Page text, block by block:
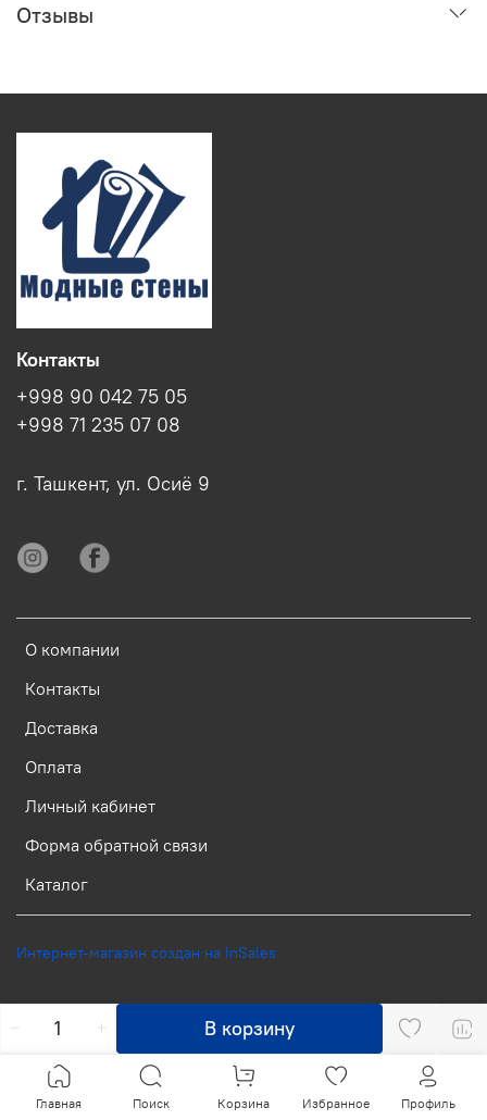
В корзину
Отзывы
О компании
Контакты
Доставка
Оплата
Личный кабинет
Форма обратной связи
Каталог
Контакты
+998 90 042 75 05
+998 71 235 07 08
г. Ташкент, ул. Осиё 9
Интернет-магазин создан на InSales
Главная Поиск Корзина Избранное Профиль